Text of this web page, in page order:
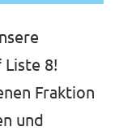
8!
Fraktion
und